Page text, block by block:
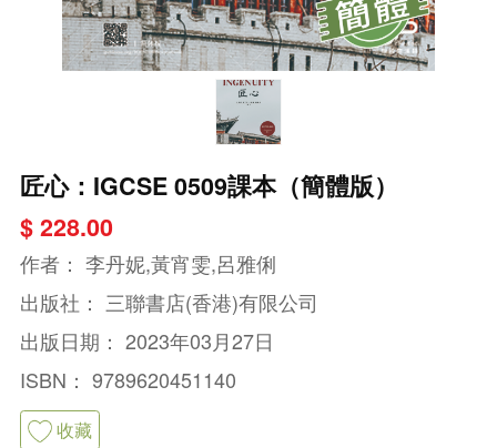
匠心：IGCSE 0509課本（簡體版）
$ 228.00
作者： 李丹妮,黃宵雯,呂雅俐
出版社： 三聯書店(香港)有限公司
出版日期： 2023年03月27日
ISBN： 9789620451140
收藏